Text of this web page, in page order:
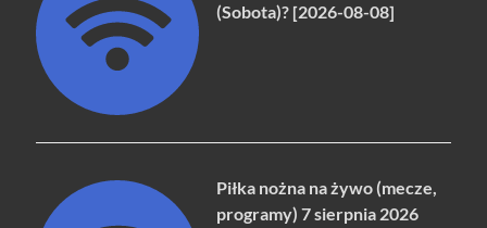
(Sobota)? [2026-08-08]
Piłka nożna na żywo (mecze,
programy) 7 sierpnia 2026